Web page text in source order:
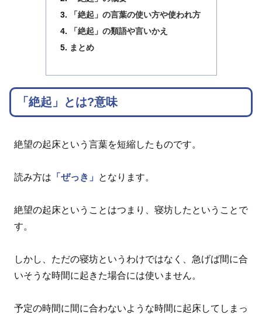
「絶起」の言葉の使い方や使われ方
「絶起」の類語や言いかえ
まとめ
「絶起」とは?意味
絶望の起床という言葉を短縮したものです。
読み方は 「ぜっき」 となります。
絶望の起床ということはつまり、寝坊したということで
す。
しかし、ただの寝坊というわけではなく、急げば間に合
いそうな時間に起きた場合には使いません。
予定の時間に間に合わないような時間に起床してしまっ